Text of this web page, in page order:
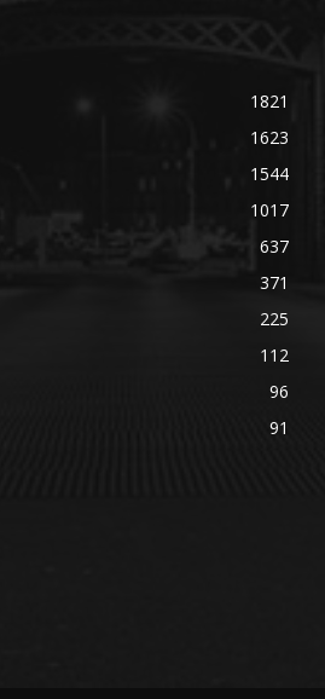
1821
1623
1544
1017
637
371
225
112
96
91